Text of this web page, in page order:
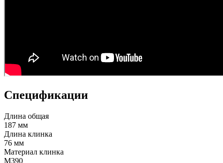
Спецификации
Длина общая
187 мм
Длина клинка
76 мм
Материал клинка
M390